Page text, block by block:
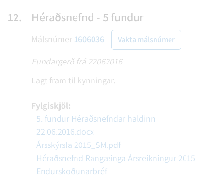
12. Héraðsnefnd - 5 fundur
Málsnúmer 1606036 Vakta málsnúmer
Fundargerð frá 22062016
Lagt fram til kynningar.
Fylgiskjöl:
5. fundur Héraðsnefndar haldinn
22.06.2016.docx
Ársskýrsla 2015_SM.pdf
Héraðsnefnd Rangæinga Ársreikningur 2015
Endurskoðunarbréf